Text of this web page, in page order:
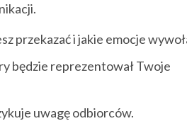
przekazać i jakie emocje
będzie reprezentował Twoje
uwagę odbiorców.